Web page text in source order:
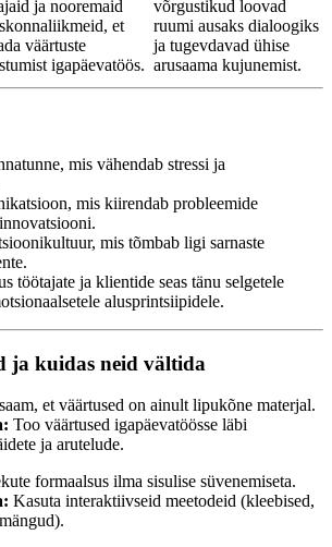
ja nooremaid
et
väärtuste
igapäevatöös.
võrgustikud loovad
ruumi ausaks dialoogiks
ja tugevdavad ühise
arusaama kujunemist.
mis vähendab stressi ja
mis kiirendab probleemide
mis tõmbab ligi sarnaste
töötajate ja klientide seas tänu selgetele
alusprintsiipidele.
ja kuidas neid vältida
et väärtused on ainult lipukõne materjal.
Too väärtused igapäevatöösse läbi
ja arutelude.
formaalsus ilma sisulise süvenemiseta.
Kasuta interaktiivseid meetodeid (kleebised,